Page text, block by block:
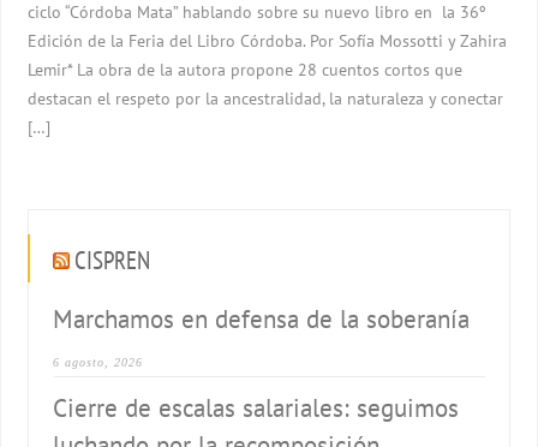
ciclo “Córdoba Mata” hablando sobre su nuevo libro en la 36º
Edición de la Feria del Libro Córdoba. Por Sofía Mossotti y Zahira
Lemir* La obra de la autora propone 28 cuentos cortos que
destacan el respeto por la ancestralidad, la naturaleza y conectar
[…]
CISPREN
Marchamos en defensa de la soberanía
6 agosto, 2026
Cierre de escalas salariales: seguimos